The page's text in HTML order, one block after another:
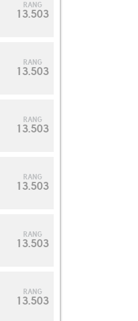
RANG
13.503
RANG
13.503
RANG
13.503
RANG
13.503
RANG
13.503
RANG
13.503